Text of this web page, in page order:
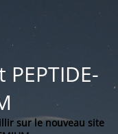
sur le nouveau site